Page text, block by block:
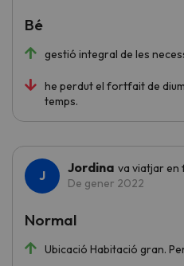
gestió integral de les
he perdut el fortfait de
temps.
Bé
Jordina va viatjar en
De gener 2022
Ubicació Habitació gran.
Normal